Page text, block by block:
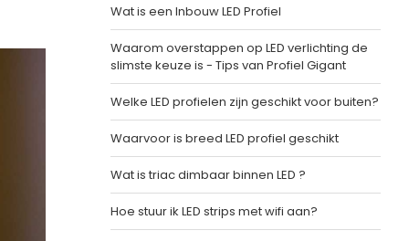
Wat is een Inbouw LED Profiel
Waarom overstappen op LED verlichting de
slimste keuze is - Tips van Profiel Gigant
Welke LED profielen zijn geschikt voor buiten?
Waarvoor is breed LED profiel geschikt
Wat is triac dimbaar binnen LED ?
Hoe stuur ik LED strips met wifi aan?